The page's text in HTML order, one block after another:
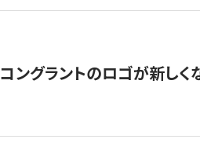
コングラントのロゴが新しく